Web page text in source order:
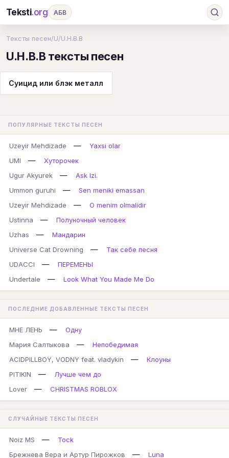
Teksti.org АБВ
И К Л М Н
Т У Ф Х Ц
Я En A B C
H I J K L M N O P
Q R S T U V W X Y
Z
Тексты песен/U/U.H.B.B
U.H.B.B тексты песен
Суицид или блэк металл
ПОПУЛЯРНЫЕ ТЕКСТЫ ПЕСЕН
Uzeyir Mehdizade —
Yaxsi olar
UMI
—
Хуторочек
Ugur Akyurek
—
Ask Izi.
Ummon guruhi
—
Sen meniki emassan
Uzeyir Mehdizade
—
O menim olmalidir
Ustinna
—
Полуночный человек
Uzhas
—
Мандарин
Universe Cat Drowning
—
Так себе песня
UDACCI
—
ПЕРЕМЕНЫ
Undertale
— Look What You Made Me Do
ПОСЛЕДНИЕ ДОБАВЛЕННЫЕ ТЕКСТЫ ПЕСЕН
МНЕ ЛЕНЬ —
Одну
Мария Салтыкова
—
Непобедимая
ACIDPILLBOY, VODNY feat. vladykin
—
Клоуны
PITIKIN
—
Лучше чем до
Lover
— CHRISTMAS ROBLOX
СЛУЧАЙНЫЕ ТЕКСТЫ ПЕСЕН
Noiz MS —
Tock
Брежнева Вера и Артур Пирожков
— Luna